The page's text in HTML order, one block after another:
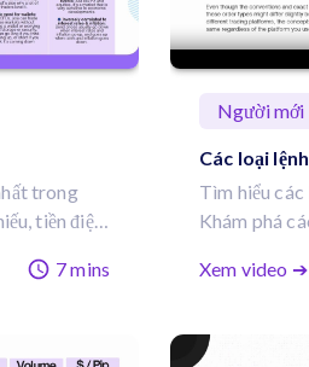
trong
tiền điện
các nhà
7 mins
Người mới
Các loại
Tìm hiểu
Khám phá
Take Profit
Xem video ➔